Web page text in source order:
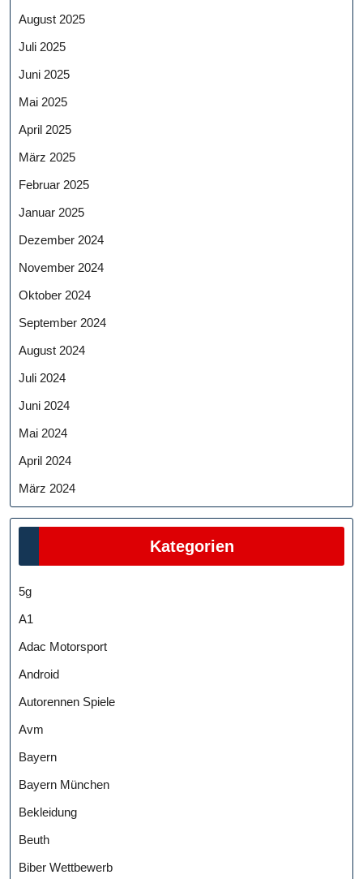
August 2025
Juli 2025
Juni 2025
Mai 2025
April 2025
März 2025
Februar 2025
Januar 2025
Dezember 2024
November 2024
Oktober 2024
September 2024
August 2024
Juli 2024
Juni 2024
Mai 2024
April 2024
März 2024
Kategorien
5g
A1
Adac Motorsport
Android
Autorennen Spiele
Avm
Bayern
Bayern München
Bekleidung
Beuth
Biber Wettbewerb